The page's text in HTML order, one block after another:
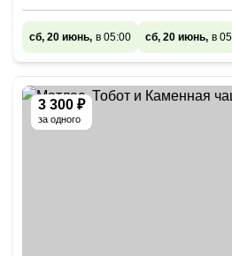
сб, 20 июнь, в 05:00 сб, 20 июнь, в
3 300 ₽
за одного